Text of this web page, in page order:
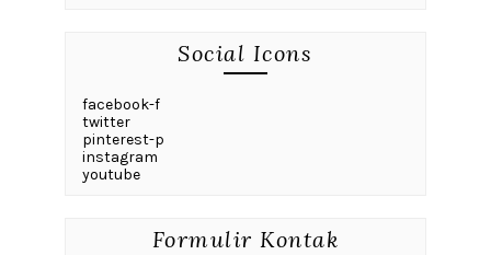
Social Icons
facebook-f
twitter
pinterest-p
instagram
youtube
Formulir Kontak